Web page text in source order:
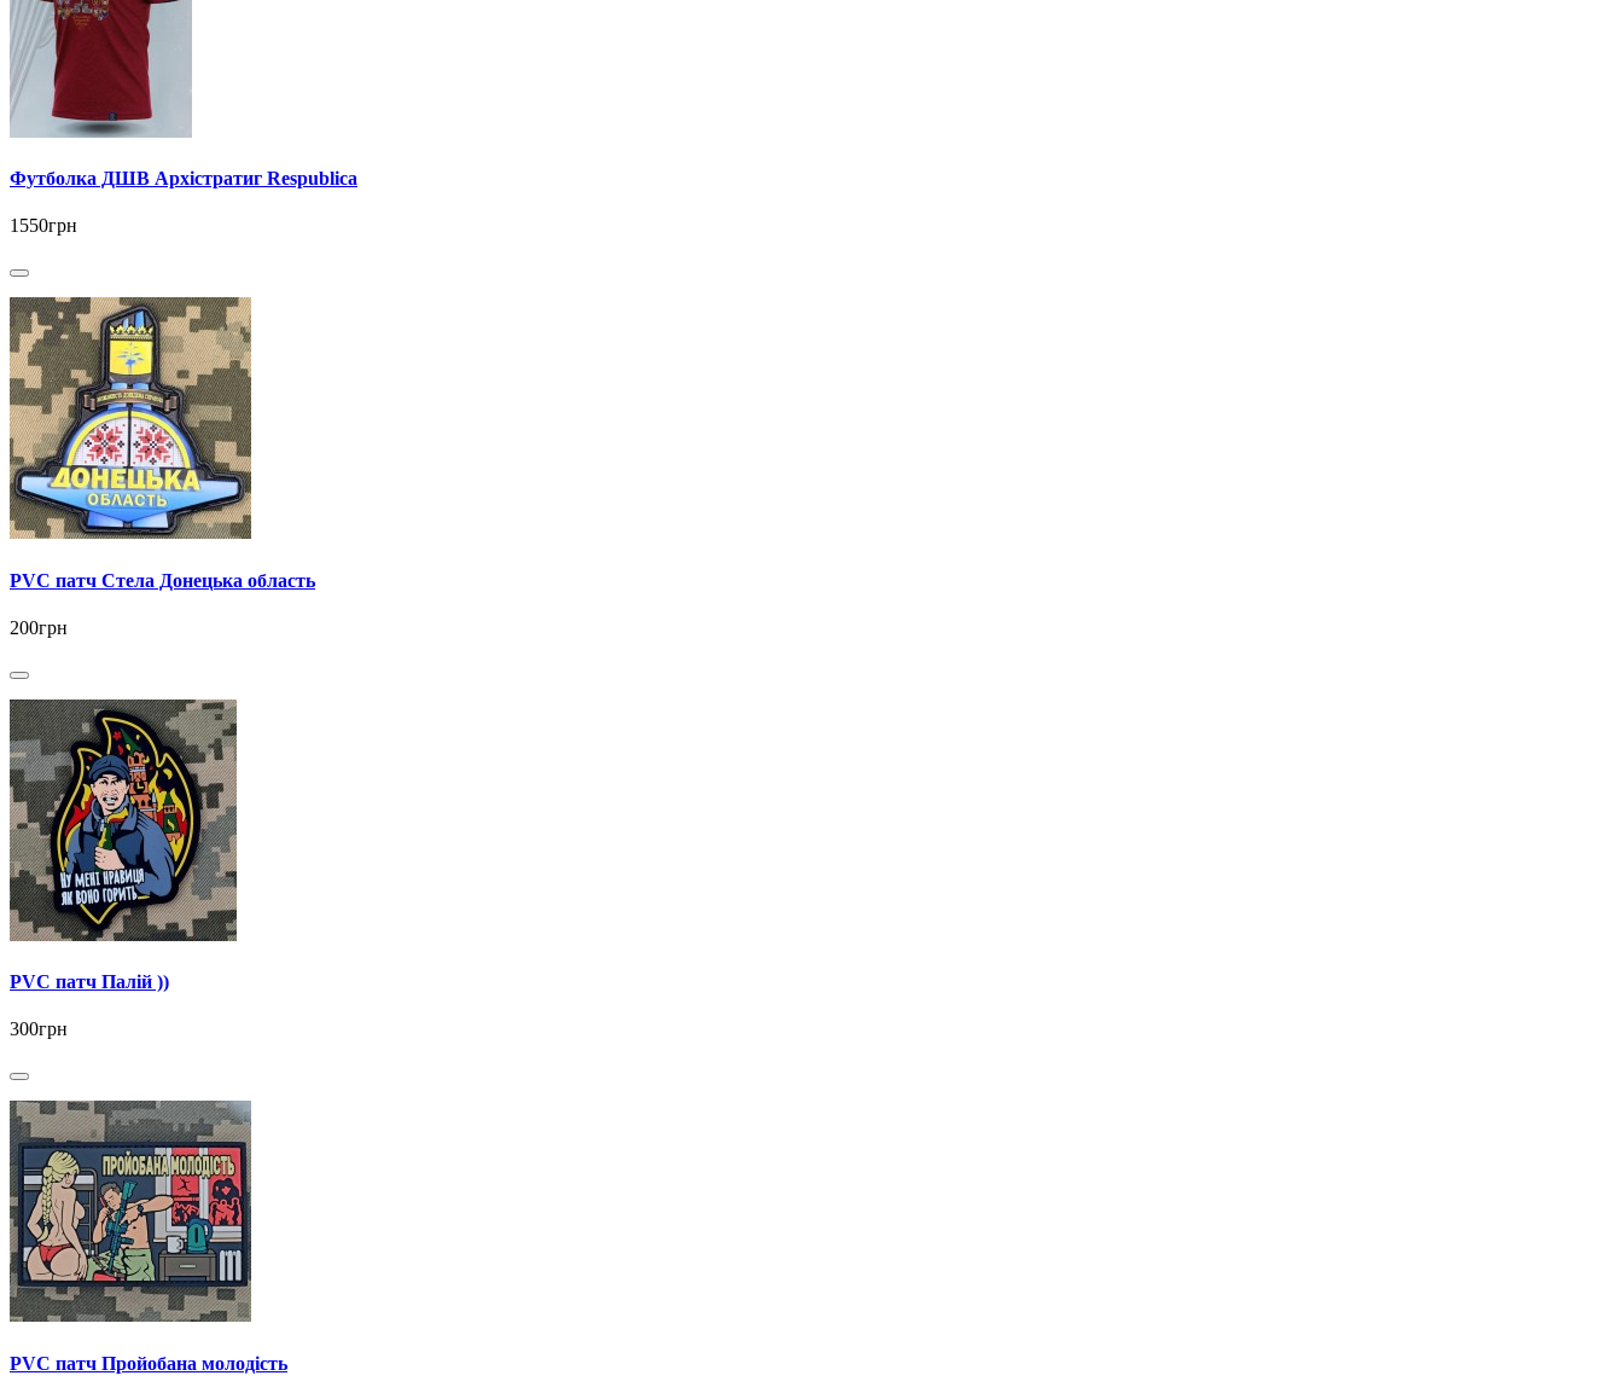
Футболка ДШВ Архістратиг Respublica
1550грн
PVC патч Стела Донецька область
200грн
PVC патч Палій ))
300грн
PVC патч Пройобана молодість